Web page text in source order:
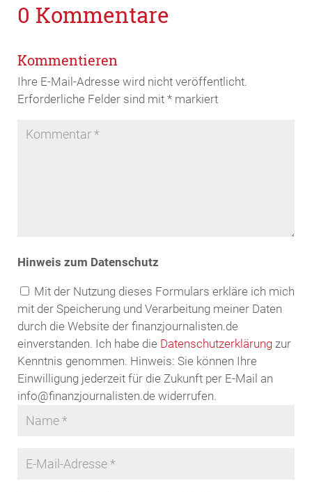
0 Kommentare
Kommentieren
Ihre E-Mail-Adresse wird nicht veröffentlicht.
Erforderliche Felder sind mit *markiert
Hinweis zum Datenschutz
Mit der Nutzung dieses Formulars erkläre ich mich
mit der Speicherung und Verarbeitung meiner Daten
durch die Website der finanzjournalisten.de
einverstanden. Ich habe die Datenschutzerklärungzur
Kenntnis genommen. Hinweis: Sie können Ihre
Einwilligung jederzeit für die Zukunft per E-Mail an
info@finanzjournalisten.de widerrufen.